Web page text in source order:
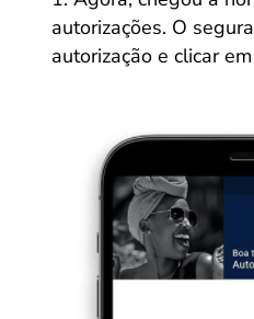
autorizações. O
autorização e clicar